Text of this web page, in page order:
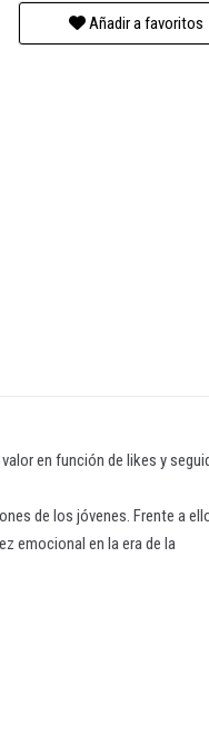
Añadir a favoritos
en función de likes y
de los jóvenes. Frente a
emocional en la era de la